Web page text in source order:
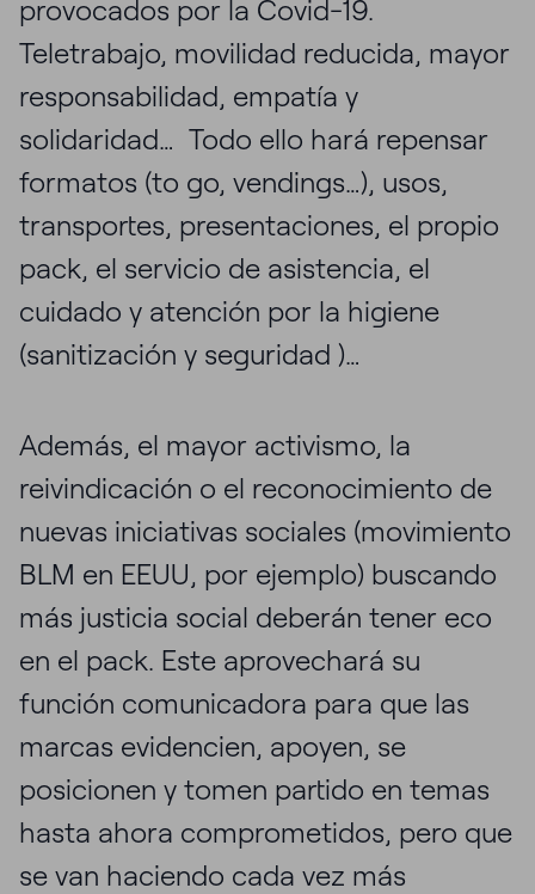
provocados por la Covid-19.
Teletrabajo, movilidad reducida, mayor
responsabilidad, empatía y
solidaridad… Todo ello hará repensar
formatos (to go, vendings…), usos,
transportes, presentaciones, el propio
pack, el servicio de asistencia, el
cuidado y atención por la higiene
(sanitización y seguridad )…
Además, el mayor activismo, la
reivindicación o el reconocimiento de
nuevas iniciativas sociales (movimiento
BLM en EEUU, por ejemplo) buscando
más justicia social deberán tener eco
en el pack. Este aprovechará su
función comunicadora para que las
marcas evidencien, apoyen, se
posicionen y tomen partido en temas
hasta ahora comprometidos, pero que
se van haciendo cada vez más